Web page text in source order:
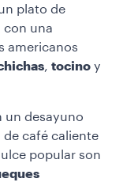
plato de
con una
americanos
, tocino y
un desayuno
café caliente
popular son